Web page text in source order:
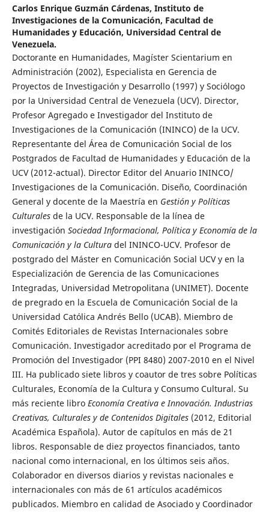
Carlos Enrique Guzmán Cárdenas, Instituto de
Investigaciones de la Comunicación, Facultad de
Humanidades y Educación, Universidad Central de
Venezuela.
Doctorante en Humanidades, Magíster Scientarium en
Administración (2002), Especialista en Gerencia de
Proyectos de Investigación y Desarrollo (1997) y Sociólogo
por la Universidad Central de Venezuela (UCV). Director,
Profesor Agregado e Investigador del Instituto de
Investigaciones de la Comunicación (ININCO) de la UCV.
Representante del Área de Comunicación Social de los
Postgrados de Facultad de Humanidades y Educación de la
UCV (2012-actual). Director Editor del Anuario ININCO/
Investigaciones de la Comunicación. Diseño, Coordinación
General y docente de la Maestría en Gestión y Políticas
Culturales de la UCV. Responsable de la línea de
investigación Sociedad Informacional, Política y Economía de la
Comunicación y la Cultura del ININCO-UCV. Profesor de
postgrado del Máster en Comunicación Social UCV y en la
Especialización de Gerencia de las Comunicaciones
Integradas, Universidad Metropolitana (UNIMET). Docente
de pregrado en la Escuela de Comunicación Social de la
Universidad Católica Andrés Bello (UCAB). Miembro de
Comités Editoriales de Revistas Internacionales sobre
Comunicación. Investigador acreditado por el Programa de
Promoción del Investigador (PPI 8480) 2007-2010 en el Nivel
III. Ha publicado siete libros y coautor de tres sobre Políticas
Culturales, Economía de la Cultura y Consumo Cultural. Su
más reciente libro Economía Creativa e Innovación. Industrias
Creativas, Culturales y de Contenidos Digitales(2012, Editorial
Académica Española). Autor de capítulos en más de 21
libros. Responsable de diez proyectos financiados, tanto
nacional como internacional, en los últimos seis años.
Colaborador en diversos diarios y revistas nacionales e
internacionales con más de 61 artículos académicos
publicados. Miembro en calidad de Asociado y Coordinador